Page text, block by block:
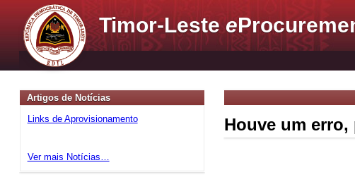
Timor-Lestee
Artigos de Notícias
Links de Aprovisionamento
Ver mais Notícias…
Houve um